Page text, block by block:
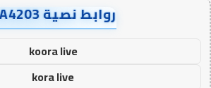
روابط نصية AA4203
koora live
kora live